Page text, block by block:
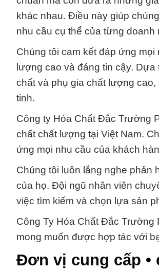
khác nhau. Điều này giúp
nhu cầu cụ thể của từng doanh
Chúng tôi cam kết đáp ứng
lượng cao và đáng tin cậy.
chất và phụ gia chất lượng
tinh.
Công ty Hóa Chất Đắc Trường
chất chất lượng tại Việt Nam.
ứng mọi nhu cầu của khách
Chúng tôi luôn lắng nghe phản
của họ. Đội ngũ nhân viên
việc tìm kiếm và chọn lựa sản
Công Ty Hóa Chất Đắc Trường
mong muốn được hợp tác với
Đơn vị cung cấp •